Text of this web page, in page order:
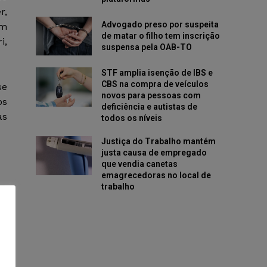
Advogado preso por suspeita
de matar o filho tem inscrição
suspensa pela OAB-TO
STF amplia isenção de IBS e
CBS na compra de veículos
novos para pessoas com
deficiência e autistas de
todos os níveis
Justiça do Trabalho mantém
justa causa de empregado
que vendia canetas
emagrecedoras no local de
trabalho